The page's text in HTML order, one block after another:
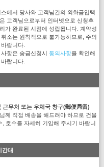
에서 당사와 고객님간의 외화금입택
고객님으로부터 인터넷으로 신청후
가 완료된 시점에 성립됩니다. 계약성
취소는 원칙적으로 불가능하므로, 주의
랍니다.
사항은 송금신청시 동의사항을 확인해
랍니다.
근무처 또는 우체국 창구(郵便局留)
께 직접 배송을 해드려야 하므로 건물
, 호수를 자세히 기입해 주시기 바랍니
간대